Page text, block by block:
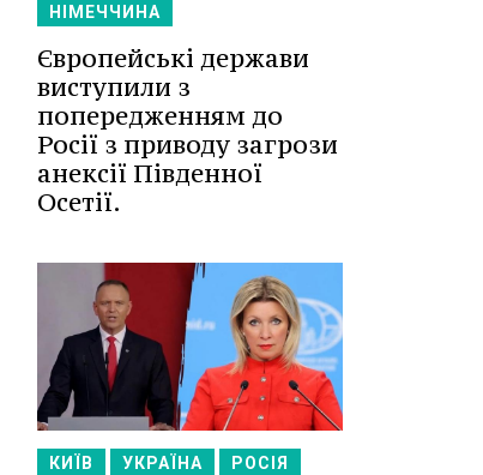
НІМЕЧЧИНА
Європейські держави
виступили з
попередженням до
Росії з приводу загрози
анексії Південної
Осетії.
КИЇВ УКРАЇНА РОСІЯ